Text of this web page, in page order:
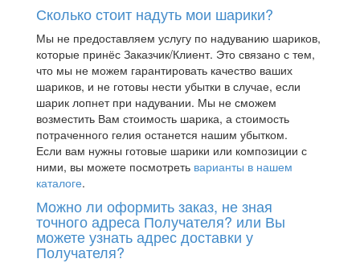
Сколько стоит надуть мои шарики?
Мы не предоставляем услугу по надуванию шариков,
которые принёс Заказчик/Клиент. Это связано с тем,
что мы не можем гарантировать качество ваших
шариков, и не готовы нести убытки в случае, если
шарик лопнет при надувании. Мы не сможем
возместить Вам стоимость шарика, а стоимость
потраченного гелия останется нашим убытком.
Если вам нужны готовые шарики или композиции с
ними, вы можете посмотреть варианты в нашем
каталоге.
Можно ли оформить заказ, не зная
точного адреса Получателя? или Вы
можете узнать адрес доставки у
Получателя?